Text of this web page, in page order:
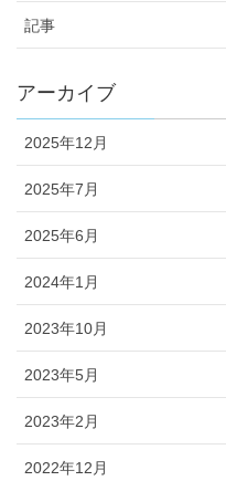
記事
アーカイブ
2025年12月
2025年7月
2025年6月
2024年1月
2023年10月
2023年5月
2023年2月
2022年12月